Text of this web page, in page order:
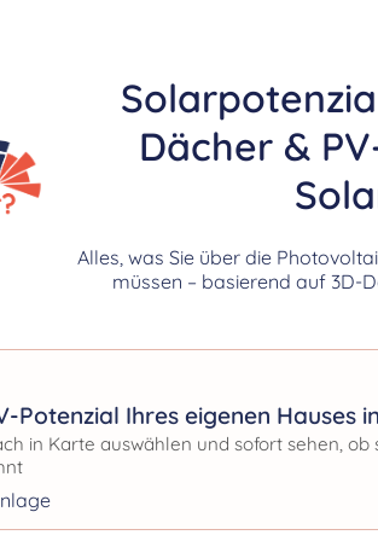
Dächer &
Alles, was Sie über die
müssen – basierend auf 3D-
Potenzial Ihres eigenen Hauses
in Karte auswählen und sofort sehen, ob